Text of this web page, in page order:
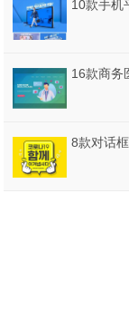
8款对话